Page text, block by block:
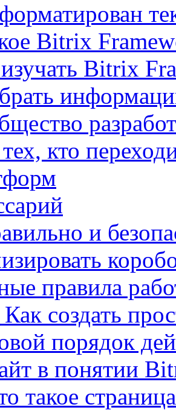
Bitrix
Bitrix
кто
и
правила
создать
порядок
в понятии
такое страница